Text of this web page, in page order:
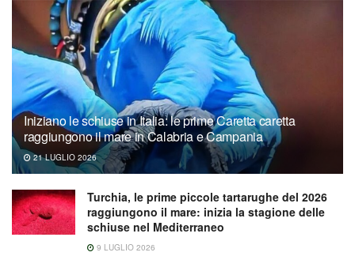
Iniziano le schiuse in Italia: le prime Caretta caretta
raggiungono il mare in Calabria e Campania
21 LUGLIO 2026
Turchia, le prime piccole tartarughe del 2026
raggiungono il mare: inizia la stagione delle
schiuse nel Mediterraneo
9 LUGLIO 2026